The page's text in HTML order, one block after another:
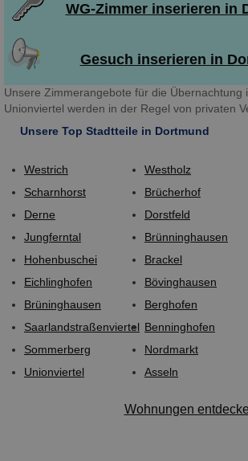
WG-Zimmer inserieren in
Gesuch inserieren in
Unsere Zimmerangebote für die Übernachtung
Unionviertel werden in der Regel von privaten
Unsere Top Stadtteile in Dortmund
Westrich
Scharnhorst
Derne
Jungferntal
Hohenbuschei
Eichlinghofen
Brüninghausen
Saarlandstraßenviertel
Sommerberg
Unionviertel
Westholz
Brücherhof
Dorstfeld
Brünninghausen
Brackel
Bövinghausen
Berghofen
Benninghofen
Nordmarkt
Asseln
Wohnungen